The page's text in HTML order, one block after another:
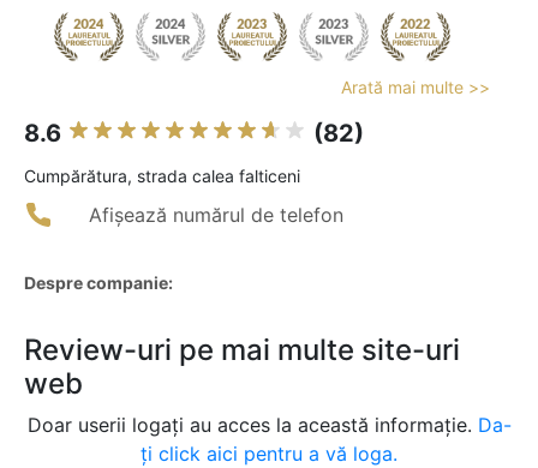
Arată mai multe >>
8.6 (82)
Cumpărătura, strada calea falticeni
Afișează numărul de telefon
Despre companie:
Review-uri pe mai multe site-uri
web
Doar userii logați au acces la această informație. Da-
ți click aici pentru a vă loga.